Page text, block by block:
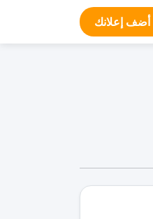
أضف إعلانك